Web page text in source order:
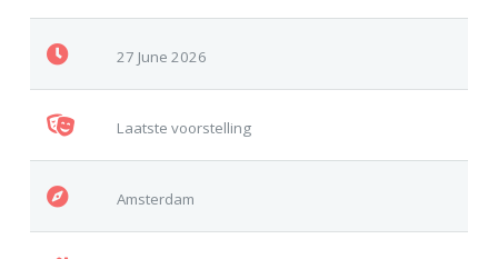
27 June 2026
Laatste voorstelling
Amsterdam